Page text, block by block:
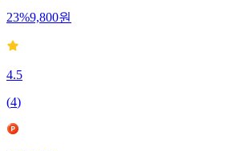
23%9,800원
4.5
(4)